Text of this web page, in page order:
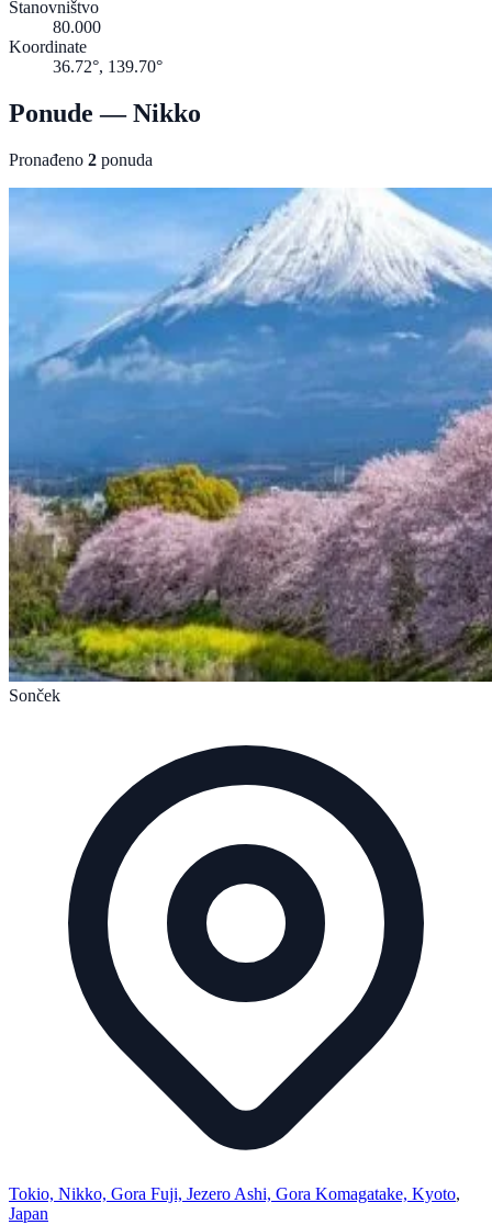
Stanovništvo
80.000
Koordinate
36.72°, 139.70°
Ponude — Nikko
Pronađeno 2 ponuda
Sonček
Tokio, Nikko, Gora Fuji, Jezero Ashi, Gora Komagatake, Kyoto,
Japan